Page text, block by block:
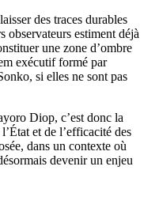
des traces durables
observateurs estiment déjà
une zone d’ombre
exécutif formé par
si elles ne sont pas
Diop, c’est donc la
et de l’efficacité des
dans un contexte où
devenir un enjeu